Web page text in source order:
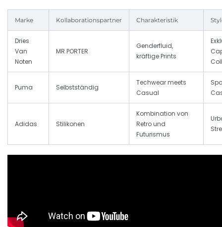
Marke Kollaborationspartner Charakteristik
Dries
Van
Noten
MR PORTER
Genderfluid,
kräftige Prints
Puma Selbstständig
Techwear meets
Casual
Adidas Stilikonen
Kombination von
Retro und
Futurismus